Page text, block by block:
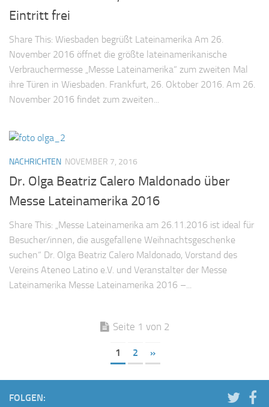
Eintritt frei
Share This: Wiesbaden begrüßt Lateinamerika Am 26.
November 2016 öffnet die größte lateinamerikanische
Verbrauchermesse „Messe Lateinamerika“ zum zweiten Mal
ihre Türen in Wiesbaden. Frankfurt, 26. Oktober 2016. Am 26.
November 2016 findet zum zweiten...
NACHRICHTEN NOVEMBER 7, 2016
Dr. Olga Beatriz Calero Maldonado über
Messe Lateinamerika 2016
Share This: „Messe Lateinamerika am 26.11.2016 ist ideal für
Besucher/innen, die ausgefallene Weihnachtsgeschenke
suchen“ Dr. Olga Beatriz Calero Maldonado, Vorstand des
Vereins Ateneo Latino e.V. und Veranstalter der Messe
Lateinamerika Messe Lateinamerika 2016 –...
Seite 1 von 2
1 2 »
FOLGEN: